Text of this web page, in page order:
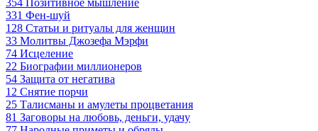
354 Позитивное мышление
331 Фен-шуй
128 Статьи и ритуалы для женщин
33 Молитвы Джозефа Мэрфи
74 Исцеление
22 Биографии миллионеров
54 Защита от негатива
12 Снятие порчи
25 Талисманы и амулеты процветания
81 Заговоры на любовь, деньги, удачу